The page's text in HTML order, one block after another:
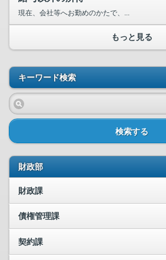
現在、会社等へお勤めのかたで、...
もっと見る
キーワード検索
検索する
財政部
財政課
債権管理課
契約課